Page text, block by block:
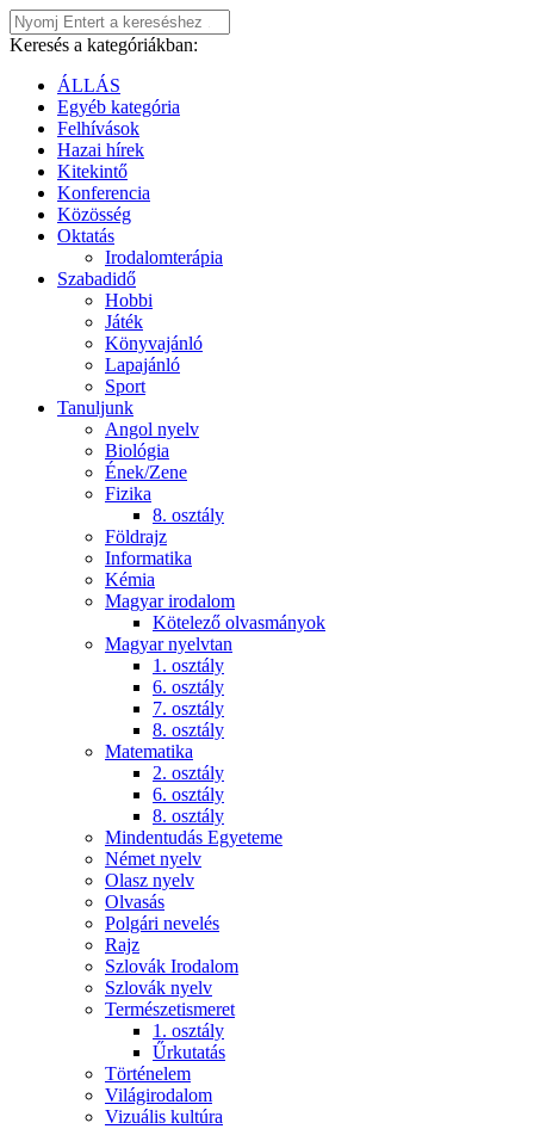
Keresés a kategóriákban:
ÁLLÁS
Egyéb kategória
Felhívások
Hazai hírek
Kitekintő
Konferencia
Közösség
Oktatás
Irodalomterápia
Szabadidő
Hobbi
Játék
Könyvajánló
Lapajánló
Sport
Tanuljunk
Angol nyelv
Biológia
Ének/Zene
Fizika
8. osztály
Földrajz
Informatika
Kémia
Magyar irodalom
Kötelező olvasmányok
Magyar nyelvtan
1. osztály
6. osztály
7. osztály
8. osztály
Matematika
2. osztály
6. osztály
8. osztály
Mindentudás Egyeteme
Német nyelv
Olasz nyelv
Olvasás
Polgári nevelés
Rajz
Szlovák Irodalom
Szlovák nyelv
Természetismeret
1. osztály
Űrkutatás
Történelem
Világirodalom
Vizuális kultúra